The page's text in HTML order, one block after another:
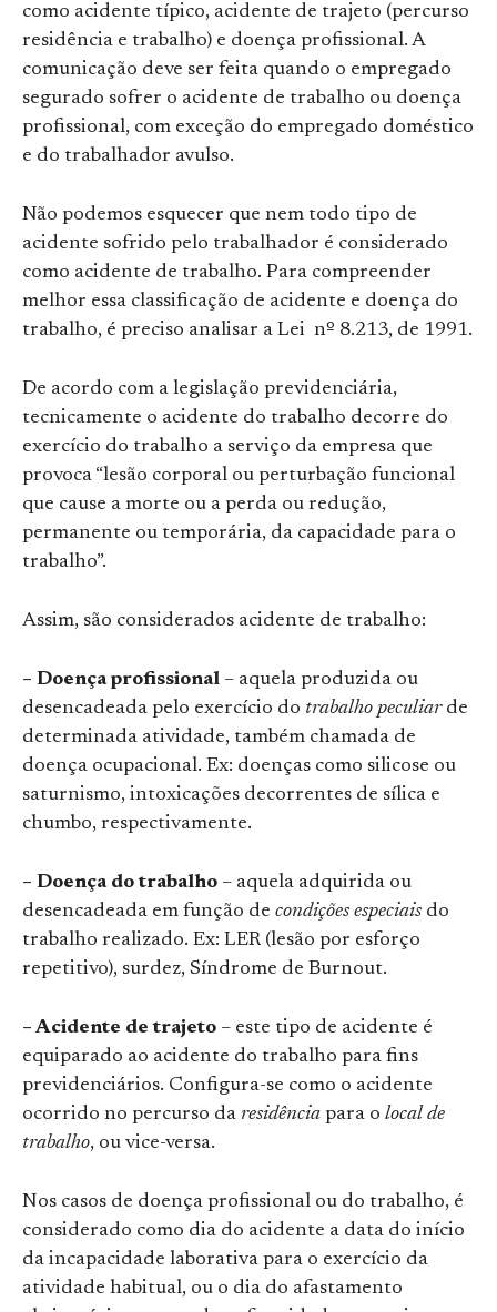
como acidente típico, acidente de trajeto (percurso
residência e trabalho) e doença profissional. A
comunicação deve ser feita quando o empregado
segurado sofrer o acidente de trabalho ou doença
profissional, com exceção do empregado doméstico
e do trabalhador avulso.
Não podemos esquecer que nem todo tipo de
acidente sofrido pelo trabalhador é considerado
como acidente de trabalho. Para compreender
melhor essa classificação de acidente e doença do
trabalho, é preciso analisar a Lei nº 8.213, de 1991.
De acordo com a legislação previdenciária,
tecnicamente o acidente do trabalho decorre do
exercício do trabalho a serviço da empresa que
provoca “lesão corporal ou perturbação funcional
que cause a morte ou a perda ou redução,
permanente ou temporária, da capacidade para o
trabalho”.
Assim, são considerados acidente de trabalho:
– Doença profissional – aquela produzida ou
desencadeada pelo exercício do trabalho peculiar de
determinada atividade, também chamada de
doença ocupacional. Ex: doenças como silicose ou
saturnismo, intoxicações decorrentes de sílica e
chumbo, respectivamente.
– Doença do trabalho – aquela adquirida ou
desencadeada em função de condições especiais do
trabalho realizado. Ex: LER (lesão por esforço
repetitivo), surdez, Síndrome de Burnout.
– Acidente de trajeto – este tipo de acidente é
equiparado ao acidente do trabalho para fins
previdenciários. Configura-se como o acidente
ocorrido no percurso da residência para o local de
trabalho, ou vice-versa.
Nos casos de doença profissional ou do trabalho, é
considerado como dia do acidente a data do início
da incapacidade laborativa para o exercício da
atividade habitual, ou o dia do afastamento